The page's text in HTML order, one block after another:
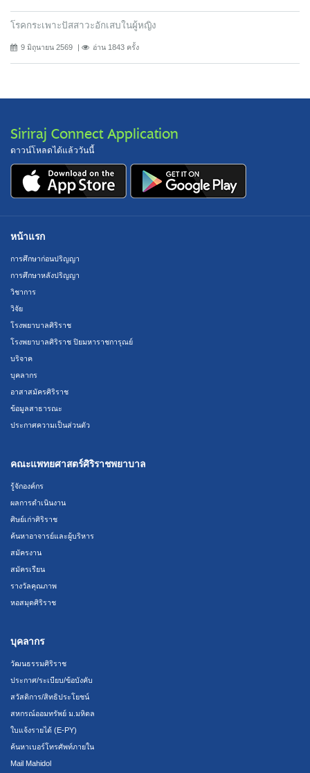
โรคกระเพาะปัสสาวะอักเสบในผู้หญิง
9 มิถุนายน 2569 อ่าน 1843 ครั้ง
Siriraj Connect Application
ดาวน์โหลดได้แล้ววันนี้
หน้าแรก
การศึกษาก่อนปริญญา
การศึกษาหลังปริญญา
วิชาการ
วิจัย
โรงพยาบาลศิริราช
โรงพยาบาลศิริราช ปิยมหาราชการุณย์
บริจาค
บุคลากร
อาสาสมัครศิริราช
ข้อมูลสาธารณะ
ประกาศความเป็นส่วนตัว
คณะแพทยศาสตร์ศิริราชพยาบาล
รู้จักองค์กร
ผลการดำเนินงาน
ศิษย์เก่าศิริราช
ค้นหาอาจารย์และผู้บริหาร
สมัครงาน
สมัครเรียน
รางวัลคุณภาพ
หอสมุดศิริราช
บุคลากร
วัฒนธรรมศิริราช
ประกาศ/ระเบียบ/ข้อบังคับ
สวัสดิการ/สิทธิประโยชน์
สหกรณ์ออมทรัพย์ ม.มหิดล
ใบแจ้งรายได้ (E-PY)
ค้นหาเบอร์โทรศัพท์ภายใน
Mail Mahidol